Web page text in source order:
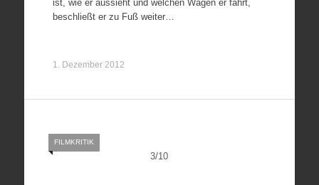
ist, wie er aussieht und welchen Wagen er fährt,
beschließt er zu Fuß weiter…
1. Dezember 2012
3/10
FILMKRITIK